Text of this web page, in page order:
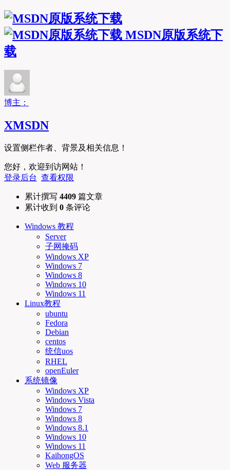
MSDN原版系统下
载
博主：
XMSDN
设置侧栏作者、背景及相关信息！
您好，欢迎到访网站！
登录后台 查看权限
累计撰写 4409 篇文章
累计收到 0 条评论
Windows 教程
Server
子网掩码
Windows XP
Windows 7
Windows 8
Windows 10
Windows 11
Linux教程
ubuntu
Fedora
Debian
centos
统信uos
RHEL
openEuler
系统镜像
Windows XP
Windows Vista
Windows 7
Windows 8
Windows 8.1
Windows 10
Windows 11
KaihongOS
Web 服务器